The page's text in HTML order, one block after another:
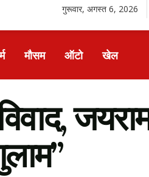
गुरूवार, अगस्त 6, 2026
मौसम ऑटो खेल